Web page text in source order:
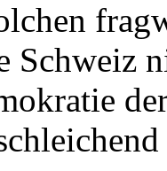
Schweiz